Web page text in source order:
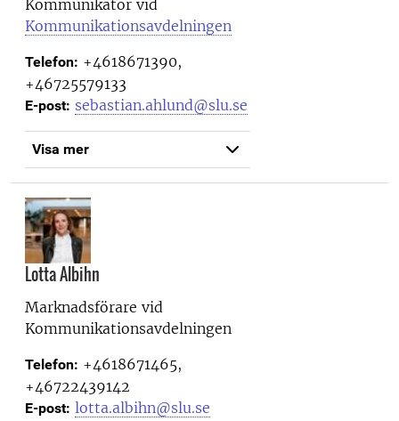
Kommunikatör vid
Kommunikationsavdelningen
Telefon: +4618671390,
+46725579133
E-post: sebastian.ahlund@slu.se
Visa mer
Lotta Albihn
Marknadsförare vid
Kommunikationsavdelningen
Telefon: +4618671465,
+46722439142
E-post: lotta.albihn@slu.se